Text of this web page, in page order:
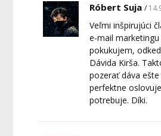
Róbert Suja
Veľmi inšpirujúci
e-mail marketingu
pokukujem,
Dávida Kirša.
pozerať dáva
perfektne
potrebuje. Díki.